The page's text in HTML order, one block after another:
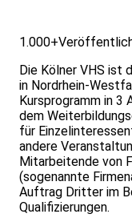
1.000+
Die Kölner VHS ist
in Nordrhein-
Kursprogramm in
dem
für
andere
Mitarbeitende von
(sogenannte
Auftrag Dritter im
Qualifizierungen.